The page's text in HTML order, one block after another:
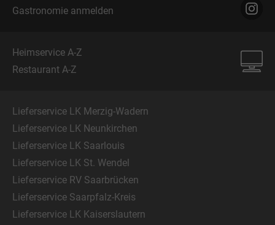
Gastronomie anmelden
Heimservice A-Z
Restaurant A-Z
Lieferservice LK Merzig-Wadern
Lieferservice LK Neunkirchen
Lieferservice LK Saarlouis
Lieferservice LK St. Wendel
Lieferservice RV Saarbrücken
Lieferservice Saarpfalz-Kreis
Lieferservice LK Kaiserslautern